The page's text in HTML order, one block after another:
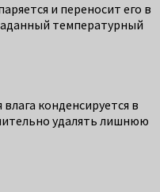
и переносит его в
температурный
конденсируется в
удалять лишнюю